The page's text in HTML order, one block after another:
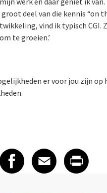
deel van die kennis “on
vind ik typisch CGI.
te groeien.’
er voor jou zijn op
on LinkedIn
article on X
XShare article on
Facebook
ShareEmail
Share